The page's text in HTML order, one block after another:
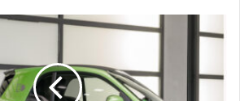
Μέρος του οφέλους έχει ήδη
αποδόσεις των ελληνικών ομολόγων
να έχουν μειωθεί πάνω από 70 μ.β.
από τις αντίστοιχες ιταλικές